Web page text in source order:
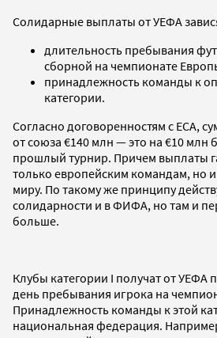
Солидарные выплаты от УЕФА
длительность пребывания
сборной на чемпионате
принадлежность команды к
категории.
Согласно договоренностям с ECA,
от союза €140 млн — это на €10 млн
прошлый турнир. Причем выплаты
только европейским командам, но
миру. По такому же принципу
солидарности и в ФИФА, но там и
больше.
Клубы категории I получат от УЕФА
день пребывания игрока на
Принадлежность команды к этой
национальная федерация.